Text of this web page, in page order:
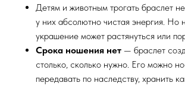
Детям и животным трогать браслет
у них абсолютно чистая энергия. Но
украшение может растянуться или
Срока ношения нет — браслет
столько, сколько нужно. Его можно
передавать по наследству, хранить